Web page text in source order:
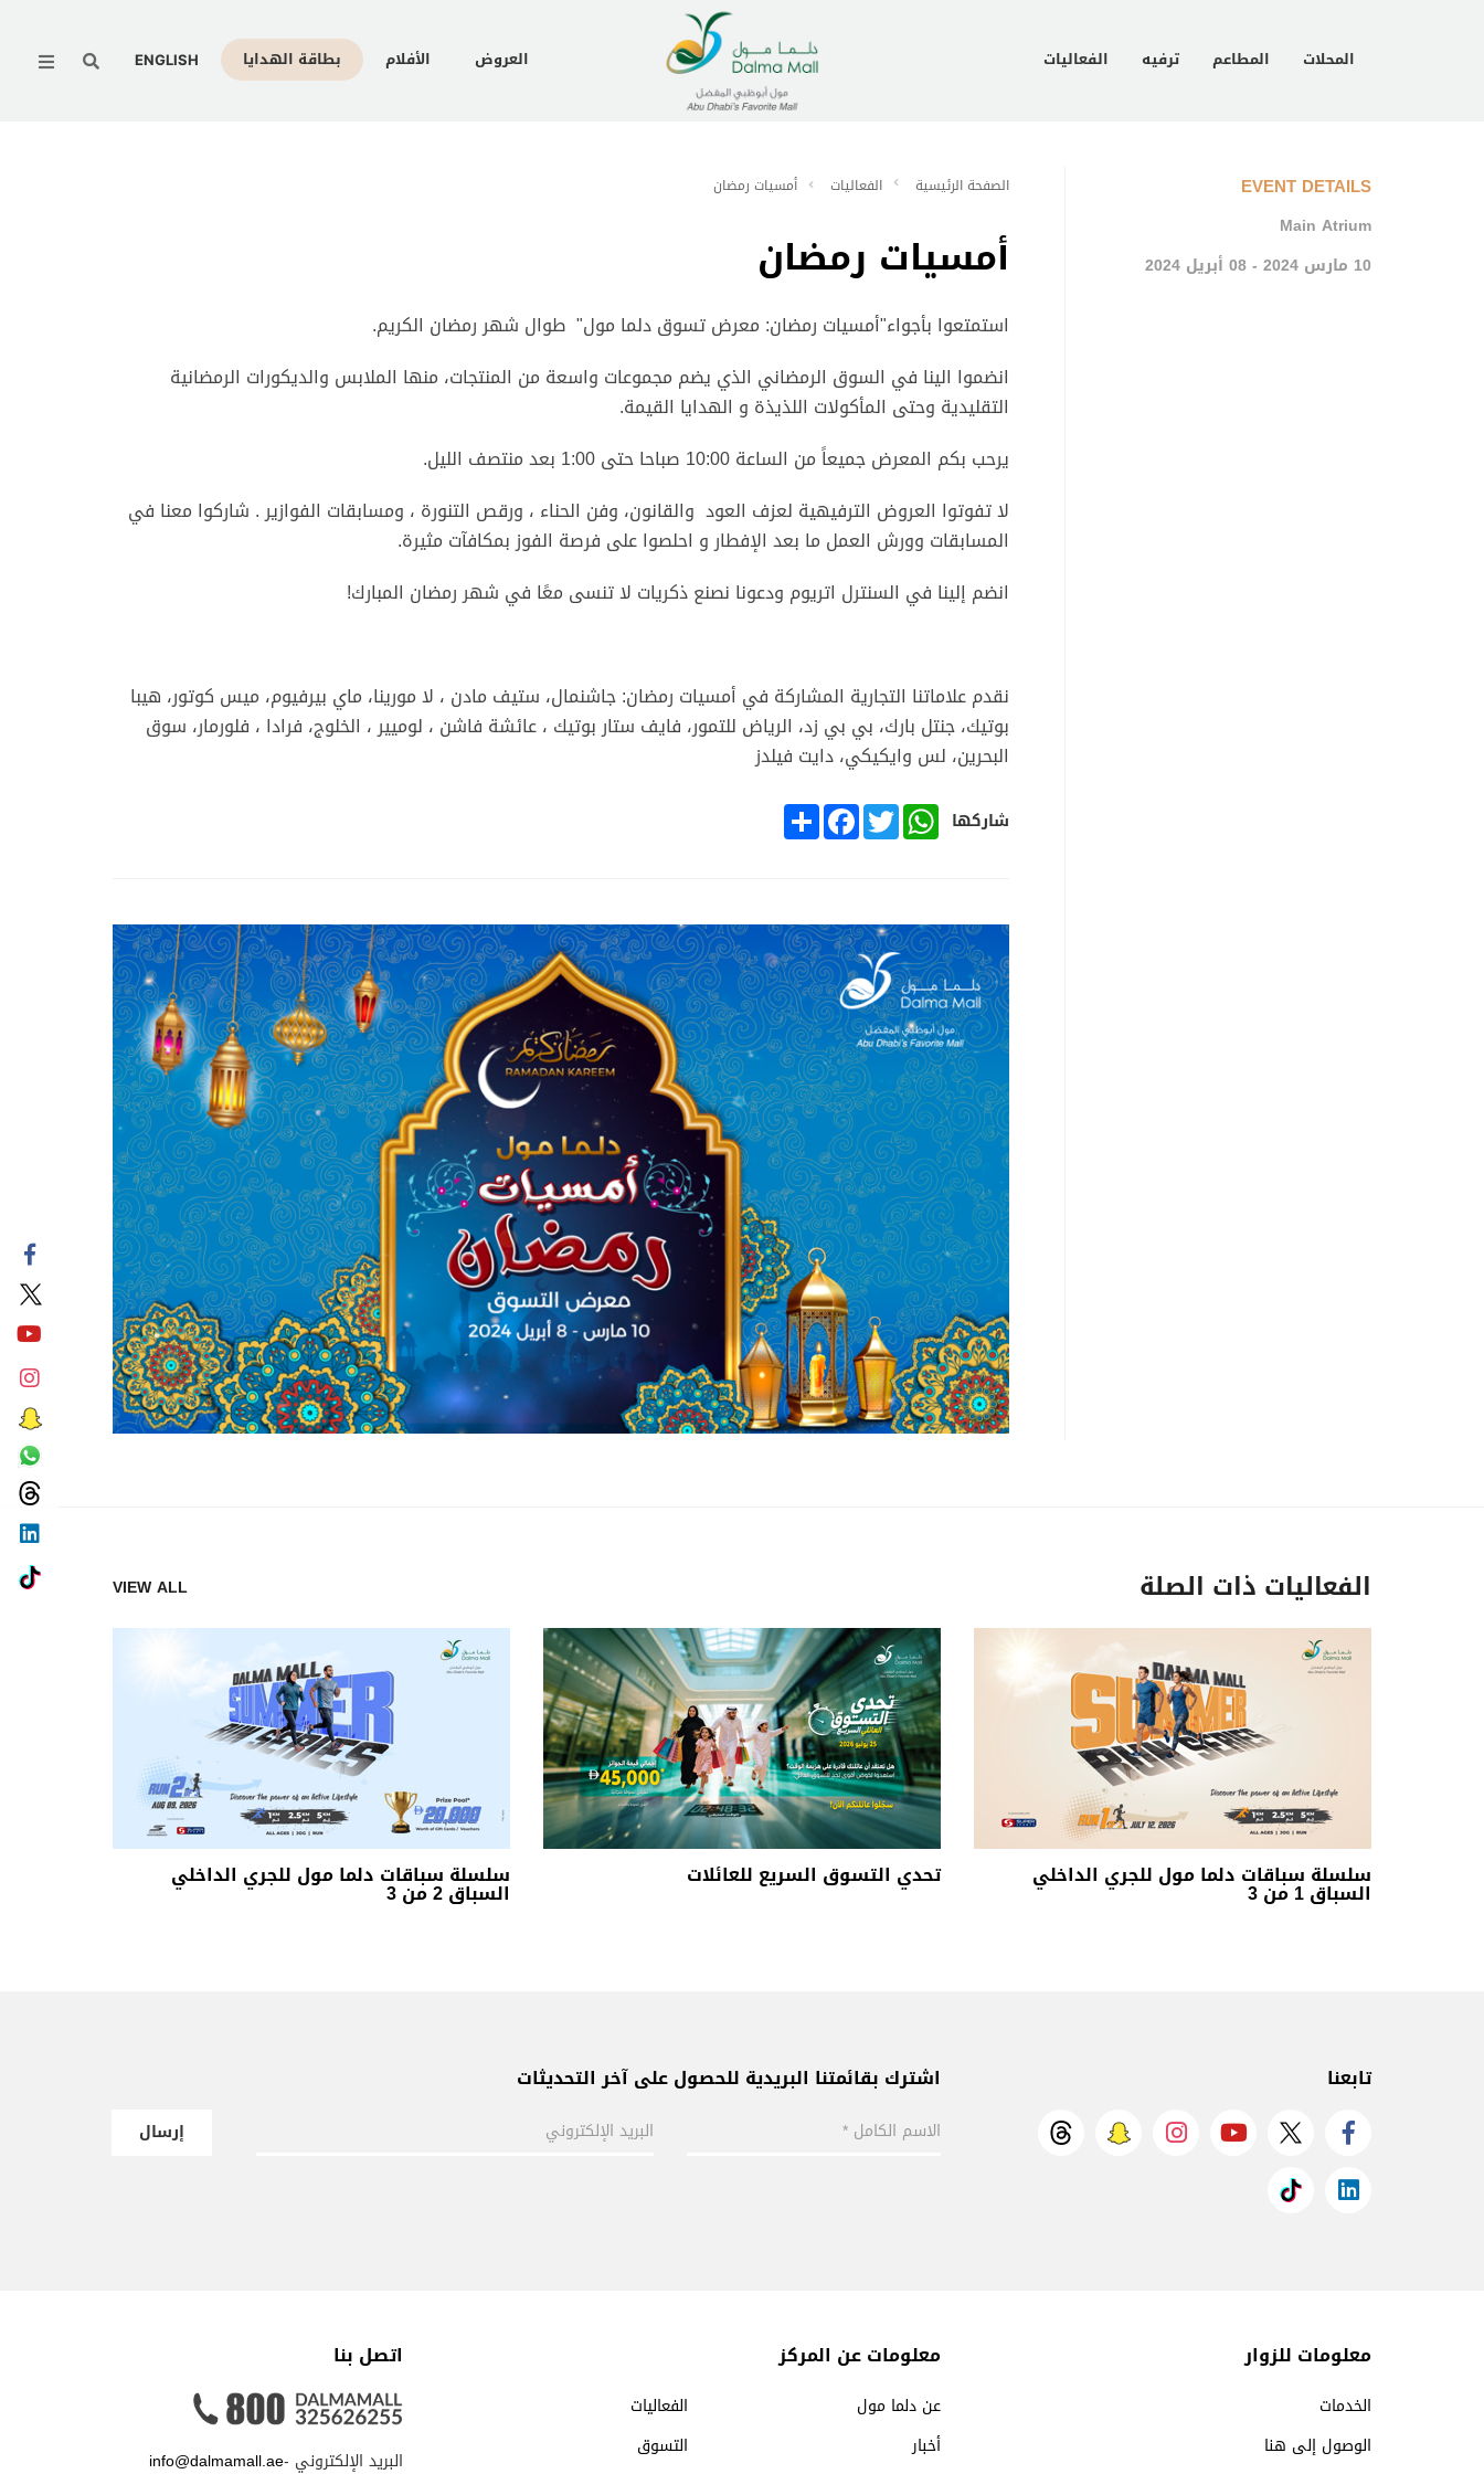
المحلات المطاعم ترفيه الفعاليات العروض الأفلام بطاقة الهدايا ENGLISH
Menu
EVENT DETAILS
Main Atrium
10 مارس 2024 - 08 أبريل 2024
الصفحة الرئيسية الفعاليات أمسيات رمضان
أمسيات رمضان
استمتعوا بأجواء"أمسيات رمضان: معرض تسوق دلما مول" طوال شهر رمضان الكريم.
انضموا الينا في السوق الرمضاني الذي يضم مجموعات واسعة من المنتجات، منها الملابس والديكورات الرمضانية
التقليدية وحتى المأكولات اللذيذة و الهدايا القيمة.
يرحب بكم المعرض جميعاً من الساعة 10:00 صباحا حتى 1:00 بعد منتصف الليل
.
لا تفوتوا العروض الترفيهية لعزف العود والقانون، وفن الحناء ، ورقص التنورة ، ومسابقات الفوازير . شاركوا معنا في
المسابقات وورش العمل ما بعد الإفطار و احلصوا على فرصة الفوز بمكافآت مثيرة.
انضم إلينا في السنترل اتريوم ودعونا نصنع ذكريات لا تنسى معًا في شهر رمضان المبارك!
نقدم علاماتنا التجارية المشاركة في أمسيات رمضان: جاشنمال، ستيف مادن ، لا مورينا، ماي بيرفيوم، ميس كوتور، هيبا
بوتيك، جنتل بارك، بي بي زد، الرياض للتمور، فايف ستار بوتيك ، عائشة فاشن ، لوميير ، الخلوج، فرادا ، فلورمار، سوق
البحرين، لس وايكيكي، دايت فيلدز
شاركها SHARE
FACEBOOKTWITTER
WHATSAPP
الفعاليات ذات الصلة VIEW ALL
سلسلة سباقات دلما مول للجري الداخلي
السباق 2 من 3
تحدي التسوق السريع للعائلات سلسلة سباقات دلما مول للجري الداخلي
السباق 1 من 3
تابعنا اشترك بقائمتنا البريدية للحصول على آخر التحديثات
إرسال
معلومات للزوار
الخدمات
الوصول إلى هنا
معلومات عن المركز
عن دلما مول
الفعاليات
أخبار
التسوق
اتصل بنا
البريد الإلكتروني -info@dalmamall.ae